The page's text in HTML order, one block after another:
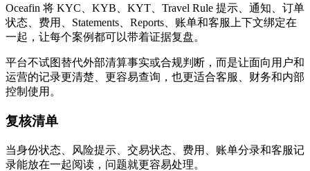
Oceafin 将 KYC、KYB、KYT、Travel Rule 提示、通知、订单
状态、费用、Statements、Reports、账单和客服上下文绑定在
一起，让每个案例都可以带着证据复盘。
平台不试图替代外部清算事实或合规判断，而是让面向用户和
运营的记录更清楚、更容易查询，也更适合客服、财务和内部
控制使用。
复核清单
当身份状态、风险提示、交易状态、费用、账单分录和客服记
录能放在一起阅读，问题就更容易处理。